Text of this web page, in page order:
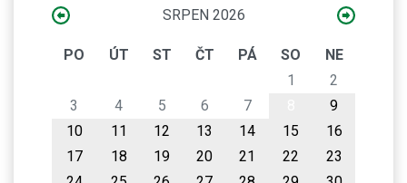
SRPEN 2026
PO ÚT ST ČT PÁ SO
NE
1
2
3
4 5 6 7
9
10
11 12 13 14 15
16
17
18 19 20 21 22
23